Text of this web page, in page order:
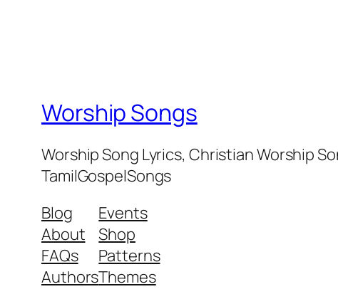
Worship Songs
Worship Song Lyrics, Christian Worship
TamilGospelSongs
Blog
About
FAQs
Authors
Events
Shop
Patterns
Themes